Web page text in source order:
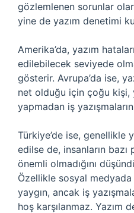
gözlemlenen sorunlar
yine de yazım denetimi
Amerika’da, yazım
edilebilecek seviyede
gösterir. Avrupa’da ise,
net olduğu için çoğu kişi,
yapmadan iş
Türkiye’de ise, genellikle
edilse de, insanların
önemli olmadığını
Özellikle sosyal medyada
yaygın, ancak iş
hoş karşılanmaz. Yazım